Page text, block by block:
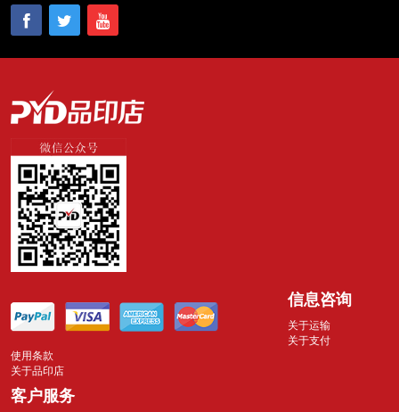
信息咨询
关于运输
关于支付
使用条款
关于品印店
客户服务